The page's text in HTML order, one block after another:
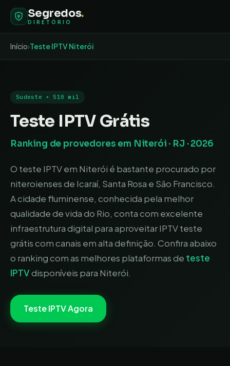
Segredos.
DIRETÓRIO
Início›Teste IPTVNiterói
Sudeste • 510 mil
Teste IPTV Grátis
Ranking de provedores em Niterói · RJ · 2026
O teste IPTV em Niterói é bastante procurado por
niteroienses de Icaraí, Santa Rosa e São Francisco.
A cidade fluminense, conhecida pela melhor
qualidade de vida do Rio, conta com excelente
infraestrutura digital para aproveitar IPTV teste
grátis com canais em alta definição. Confira abaixo
o ranking com as melhores plataformas de teste
IPTVdisponíveis para Niterói.
Teste IPTV Agora